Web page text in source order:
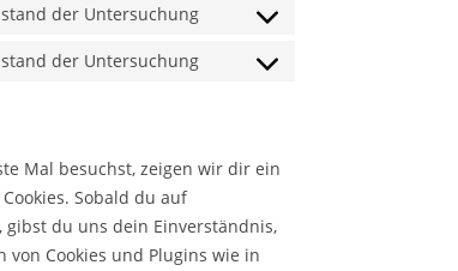
der Untersuchung
Consent to service instagram
der Untersuchung
Consent to service sonstiges
Mal besuchst, zeigen wir dir ein
Sobald du auf
gibst du uns dein Einverständnis,
Cookies und Plugins wie in